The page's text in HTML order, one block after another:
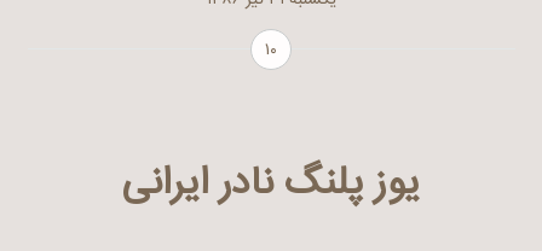
۱۰
یوز پلنگ نادر ایرانی